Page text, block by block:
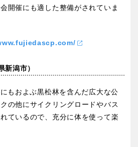
開催にも適した整備がされていま
新潟市）
もおよぶ黒松林を含んだ広大な公
の他にサイクリングロードやバス
ているので、充分に体を使って楽